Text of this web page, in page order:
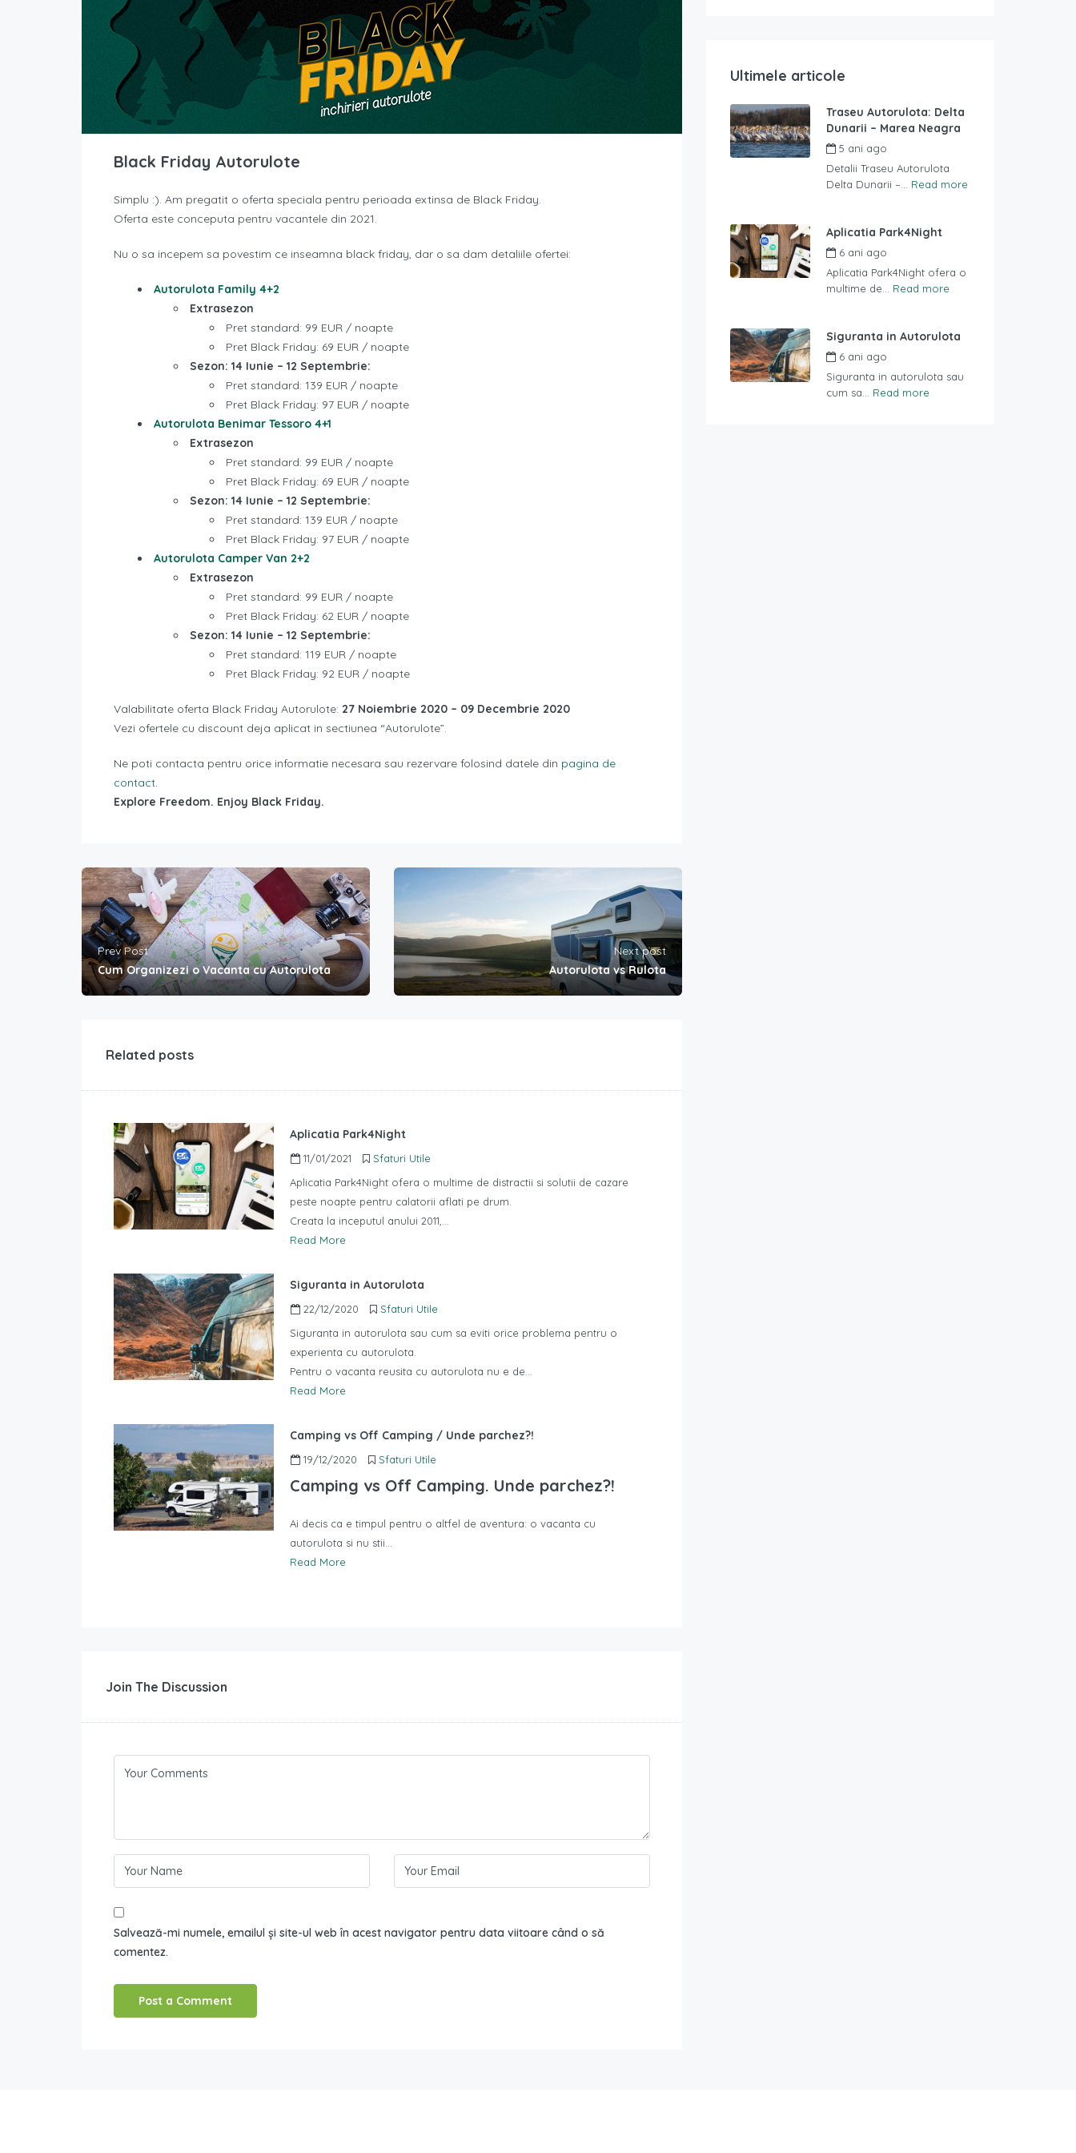
Black Friday Autorulote
Simplu :). Am pregatit o oferta speciala pentru perioada extinsa de Black Friday.
Oferta este conceputa pentru vacantele din 2021.
Nu o sa incepem sa povestim ce inseamna black friday, dar o sa dam detaliile ofertei:
Autorulota Family 4+2
Extrasezon
Pret standard: 99 EUR / noapte
Pret Black Friday: 69 EUR / noapte
Sezon: 14 Iunie – 12 Septembrie:
Pret standard: 139 EUR / noapte
Pret Black Friday: 97 EUR / noapte
Autorulota Benimar Tessoro 4+1
Extrasezon
Pret standard: 99 EUR / noapte
Pret Black Friday: 69 EUR / noapte
Sezon: 14 Iunie – 12 Septembrie:
Pret standard: 139 EUR / noapte
Pret Black Friday: 97 EUR / noapte
Autorulota Camper Van 2+2
Extrasezon
Pret standard: 99 EUR / noapte
Pret Black Friday: 62 EUR / noapte
Sezon: 14 Iunie – 12 Septembrie:
Pret standard: 119 EUR / noapte
Pret Black Friday: 92 EUR / noapte
Valabilitate oferta Black Friday Autorulote: 27 Noiembrie 2020 – 09 Decembrie 2020
Vezi ofertele cu discount deja aplicat in sectiunea “Autorulote”.
Ne poti contacta pentru orice informatie necesara sau rezervare folosind datele din pagina de
contact.
Explore Freedom. Enjoy Black Friday.
Prev Post
Cum Organizezi o Vacanta cu Autorulota
Next post
Autorulota vs Rulota
Related posts
Aplicatia Park4Night
11/01/2021
Sfaturi Utile
Aplicatia Park4Night ofera o multime de distractii si solutii de cazare
peste noapte pentru calatorii aflati pe drum.
Creata la inceputul anului 2011,…
Read More
Siguranta in Autorulota
22/12/2020
Sfaturi Utile
Siguranta in autorulota sau cum sa eviti orice problema pentru o
experienta cu autorulota.
Pentru o vacanta reusita cu autorulota nu e de…
Read More
Camping vs Off Camping / Unde parchez?!
19/12/2020 Sfaturi Utile
Camping vs Off Camping. Unde parchez?!
Ai decis ca e timpul pentru o altfel de aventura: o vacanta cu
autorulota si nu stii…
Read More
Join The Discussion
Salvează-mi numele, emailul și site-ul web în acest navigator pentru data viitoare când o să
comentez.
Ultimele articole
Traseu Autorulota: Delta
Dunarii – Marea Neagra
5 ani ago
Detalii Traseu Autorulota
Delta Dunarii –... Read more
Aplicatia Park4Night
6 ani ago
Aplicatia Park4Night ofera o
multime de... Read more
Siguranta in Autorulota
6 ani ago
Siguranta in autorulota sau
cum sa... Read more